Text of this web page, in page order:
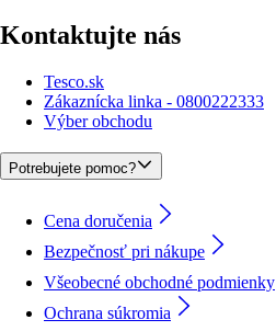
Kontaktujte nás
Tesco.sk
Zákaznícka linka - 0800222333
Výber obchodu
Potrebujete pomoc?
Cena doručenia
Bezpečnosť pri nákupe
Všeobecné obchodné podmienky
Ochrana súkromia